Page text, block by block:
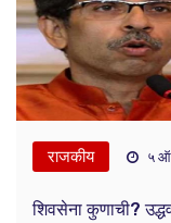
राजकीय ५
शिवसेना कुणाची?